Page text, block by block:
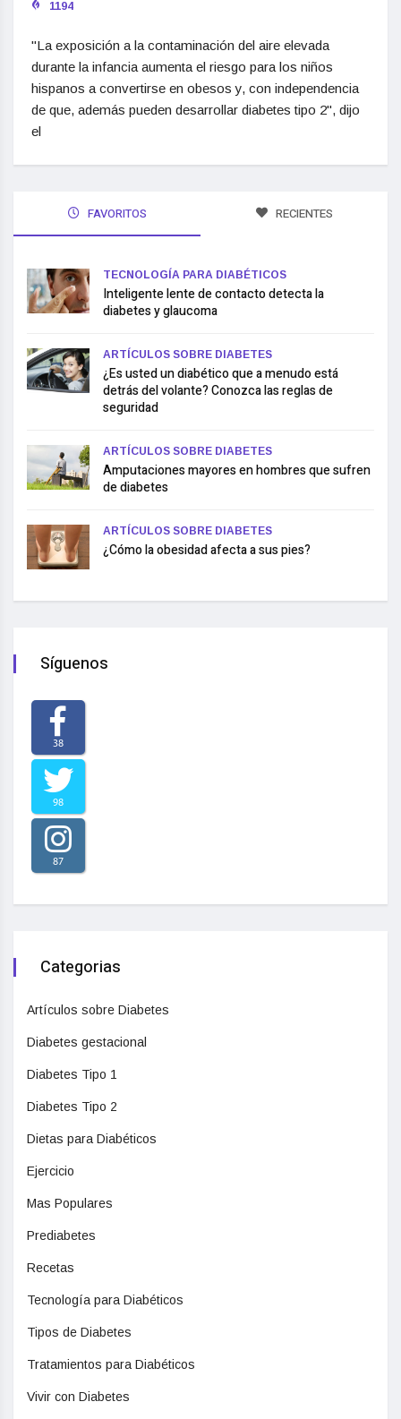
1194
"La exposición a la contaminación del aire elevada
durante la infancia aumenta el riesgo para los niños
hispanos a convertirse en obesos y, con independencia
de que, además pueden desarrollar diabetes tipo 2", dijo
el
FAVORITOS RECIENTES
TECNOLOGÍA PARA DIABÉTICOS
Inteligente lente de contacto detecta la
diabetes y glaucoma
ARTÍCULOS SOBRE DIABETES
¿Es usted un diabético que a menudo está
detrás del volante? Conozca las reglas de
seguridad
ARTÍCULOS SOBRE DIABETES
Amputaciones mayores en hombres que sufren
de diabetes
ARTÍCULOS SOBRE DIABETES
¿Cómo la obesidad afecta a sus pies?
Síguenos
38
98
87
Categorias
Artículos sobre Diabetes
Diabetes gestacional
Diabetes Tipo 1
Diabetes Tipo 2
Dietas para Diabéticos
Ejercicio
Mas Populares
Prediabetes
Recetas
Tecnología para Diabéticos
Tipos de Diabetes
Tratamientos para Diabéticos
Vivir con Diabetes